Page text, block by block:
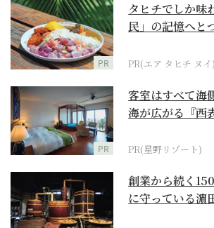
PR
タヒチでしか味
民」の記憶へと
PR(エア タヒチ ヌイ)
PR
客室はすべて海
海が広がる『西
PR(星野リゾート)
創業から続く
に守っている濵